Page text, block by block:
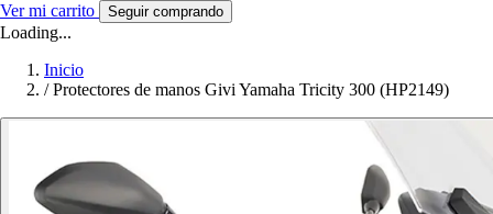
Ver mi carrito Seguir comprando
Loading...
Inicio
/ Protectores de manos Givi Yamaha Tricity 300 (HP2149)